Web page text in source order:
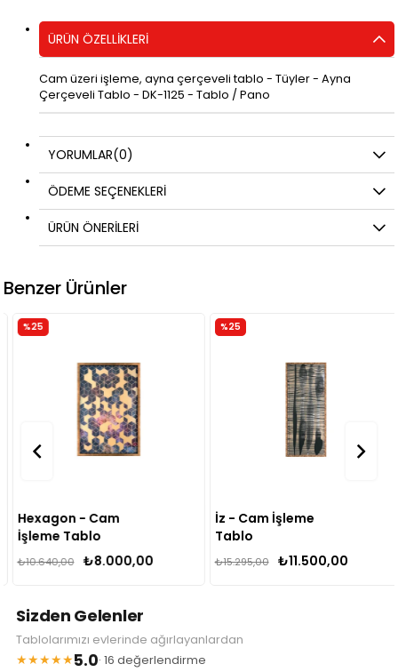
ÜRÜN ÖZELLIKLERI
Cam üzeri işleme, ayna çerçeveli tablo - Tüyler - Ayna
Çerçeveli Tablo - DK-1125 - Tablo / Pano
YORUMLAR(0)
ÖDEME SEÇENEKLERI
ÜRÜN ÖNERILERI
Benzer Ürünler
Hexagon - Cam
İşleme Tablo
₺8.000,00
₺10.640,00
%25
İz - Cam İşleme
Tablo
₺11.500,00
₺15.295,00
%25
Sizden Gelenler
Tablolarımızı evlerinde ağırlayanlardan
★★★★★5.0· 16 değerlendirme